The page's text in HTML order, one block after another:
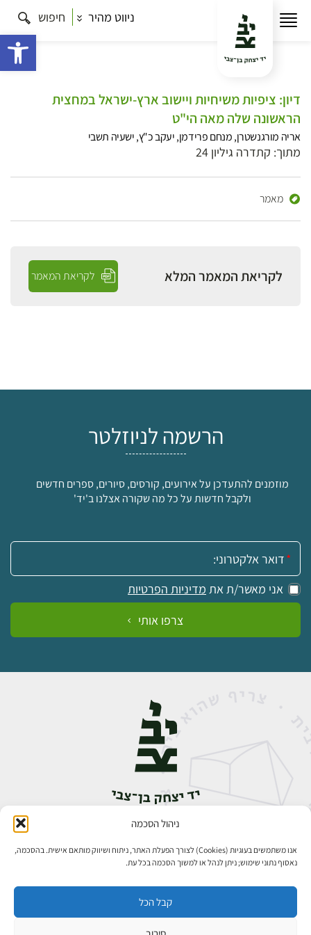
ניהול הסכמה
אנו משתמשים בעוגיות (Cookies) לצורך הפעלת האתר, ניתוח ושיווק מותאם אישית. בהסכמה,
נאסוף נתוני שימוש; ניתן לנהל או למשוך הסכמה בכל עת.
קבל הכל
ניווט מהיר חיפוש
דיון: ציפיות משיחיות ויישוב ארץ-ישראל במחצית
הראשונה שלה מאה הי"ט
אריה מורגנשטרן, מנחם פרידמן, יעקב כ"ץ, ישעיה תשבי
מתוך: קתדרה גיליון 24
מאמר
לקריאת המאמר המלא לקריאת המאמר
הרשמה לניוזלטר
מוזמנים להתעדכן על אירועים, קורסים, סיורים, ספרים חדשים
ולקבל חדשות על כל מה שקורה אצלנו ב'יד'
אימייל:
אני מאשר/ת את מדיניות הפרטיות
צרפו אותי
אבן גבירול 14, רחביה, ירושלים